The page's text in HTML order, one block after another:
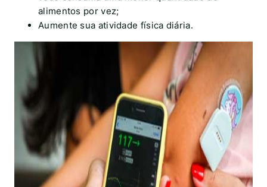
alimentos por vez;
Aumente sua atividade física diária.